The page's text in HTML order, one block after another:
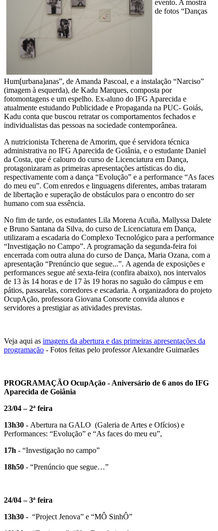
evento. A mostra
de fotos “Danças
Hum[urbana]anas”, de Amanda Pascoal, e a instalação “Narciso”
(imagem à esquerda), de Kadu Marques, composta por
fotomontagens e um espelho. Ex-aluno do IFG Aparecida e
atualmente estudando Publicidade e Propaganda na PUC- Goiás,
Kadu conta que buscou retratar os comportamentos fechados e
individualistas das pessoas na sociedade contemporânea.
A nutricionista Tcherena de Amorim, que é servidora técnica
administrativa no IFG Aparecida de Goiânia, e o estudante Daniel
da Costa, que é calouro do curso de Licenciatura em Dança,
protagonizaram as primeiras apresentações artísticas do dia,
respectivamente com a dança “Evolução” e a performance “As faces
do meu eu”. Com enredos e linguagens diferentes, ambas trataram
de libertação e superação de obstáculos para o encontro do ser
humano com sua essência.
No fim de tarde, os estudantes Lila Morena Acuña, Mallyssa Dalete
e Bruno Santana da Silva, do curso de Licenciatura em Dança,
utilizaram a escadaria do Complexo Tecnológico para a performance
“Investigação no Campo”. A programação da segunda-feira foi
encerrada com outra aluna do curso de Dança, Maria Ozana, com a
apresentação “Prenúncio que segue...”. A agenda de exposições e
performances segue até sexta-feira (confira abaixo), nos intervalos
de 13 às 14 horas e de 17 às 19 horas no saguão do câmpus e em
pátios, passarelas, corredores e escadaria. A organizadora do projeto
OcupAção, professora Giovana Consorte convida alunos e
servidores a prestigiar as atividades previstas.
Veja aqui as imagens da abertura e das primeiras apresentações da
programação - Fotos feitas pelo professor Alexandre Guimarães
PROGRAMAÇÃO OcupAção - Aniversário de 6 anos do IFG
Aparecida de Goiânia
23/04 – 2ª feira
13h30 - Abertura na GALO (Galeria de Artes e Ofícios) e
Performances: “Evolução” e “As faces do meu eu”,
17h - “Investigação no campo”
18h50 - “Prenúncio que segue…”
24/04 – 3ª feira
13h30 - “Project Jenova” e “MÔ SinhÔ”